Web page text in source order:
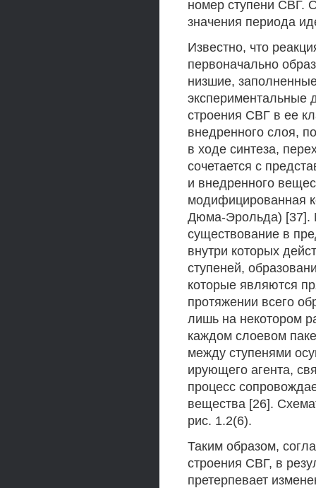
номер ступени СВГ.
значения периода
Известно, что
первоначально
низшие,
экспериментальные
строения СВГ в ее
внедренного слоя,
в ходе синтеза,
сочетается с
и внедренного
модифицированная
Дюма-Эрольда) [37].
существование в
внутри которых
ступеней,
которые являются
протяжении всего
лишь на некотором
каждом слоевом
между ступенями
ирующего агента,
процесс
вещества [26].
рис. 1.2(6).
Таким образом,
строения СВГ, в
претерпевает